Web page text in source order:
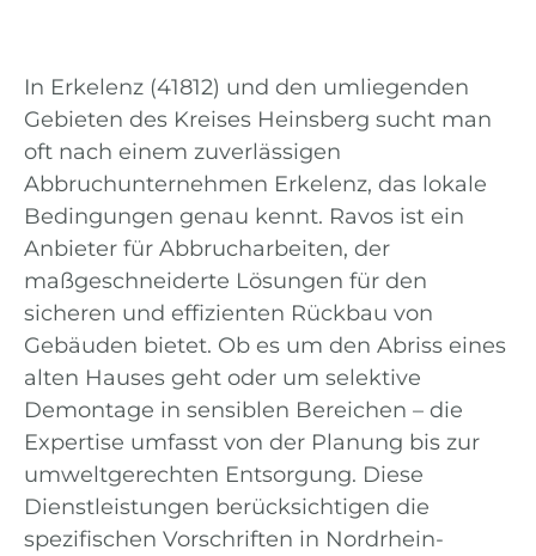
In Erkelenz (41812) und den umliegenden
Gebieten des Kreises Heinsberg sucht man
oft nach einem zuverlässigen
Abbruchunternehmen Erkelenz, das lokale
Bedingungen genau kennt. Ravos ist ein
Anbieter für Abbrucharbeiten, der
maßgeschneiderte Lösungen für den
sicheren und effizienten Rückbau von
Gebäuden bietet. Ob es um den Abriss eines
alten Hauses geht oder um selektive
Demontage in sensiblen Bereichen – die
Expertise umfasst von der Planung bis zur
umweltgerechten Entsorgung. Diese
Dienstleistungen berücksichtigen die
spezifischen Vorschriften in Nordrhein-